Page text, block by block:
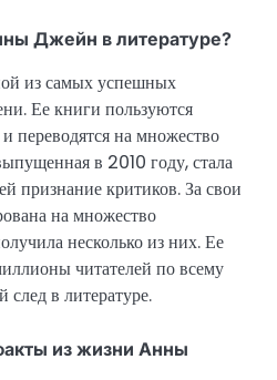
Джейн в литературе?
из самых успешных
Ее книги пользуются
переводятся на множество
в 2010 году, стала
признание критиков. За свои
на множество
несколько из них. Ее
читателей по всему
след в литературе.
из жизни Анны